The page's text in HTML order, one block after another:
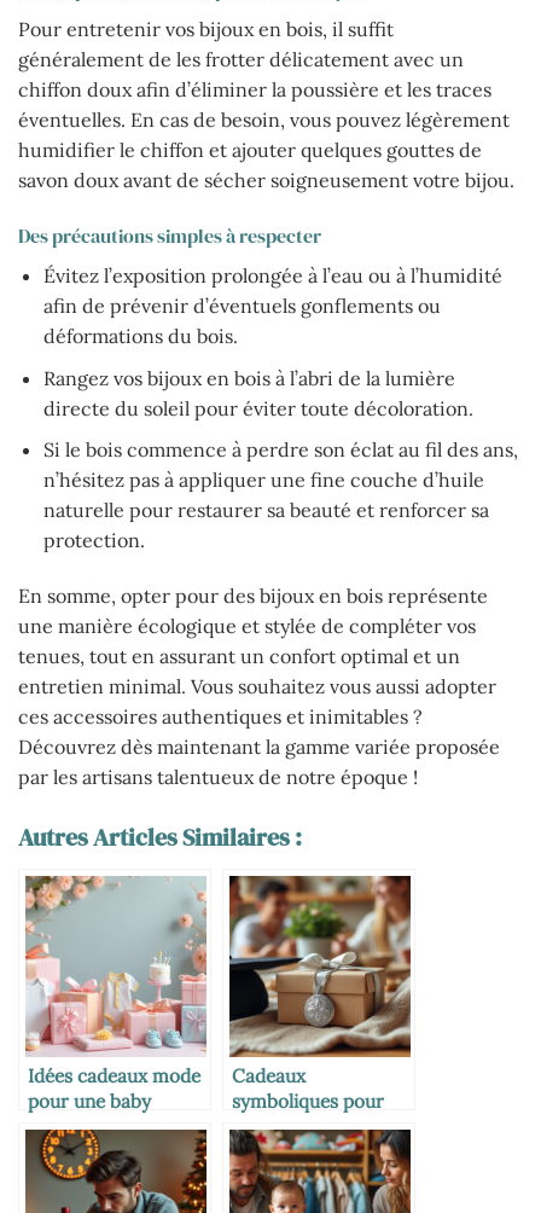
Pour entretenir vos bijoux en bois, il suffit
généralement de les frotter délicatement avec un
chiffon doux afin d’éliminer la poussière et les traces
éventuelles. En cas de besoin, vous pouvez légèrement
humidifier le chiffon et ajouter quelques gouttes de
savon doux avant de sécher soigneusement votre bijou.
Des précautions simples à respecter
Évitez l’exposition prolongée à l’eau ou à l’humidité
afin de prévenir d’éventuels gonflements ou
déformations du bois.
Rangez vos bijoux en bois à l’abri de la lumière
directe du soleil pour éviter toute décoloration.
Si le bois commence à perdre son éclat au fil des ans,
n’hésitez pas à appliquer une fine couche d’huile
naturelle pour restaurer sa beauté et renforcer sa
protection.
En somme, opter pour des bijoux en bois représente
une manière écologique et stylée de compléter vos
tenues, tout en assurant un confort optimal et un
entretien minimal. Vous souhaitez vous aussi adopter
ces accessoires authentiques et inimitables ?
Découvrez dès maintenant la gamme variée proposée
par les artisans talentueux de notre époque !
Autres Articles Similaires :
Idées cadeaux mode
pour une baby
shower
Cadeaux
symboliques pour
marquer les grandes
étapes de vie